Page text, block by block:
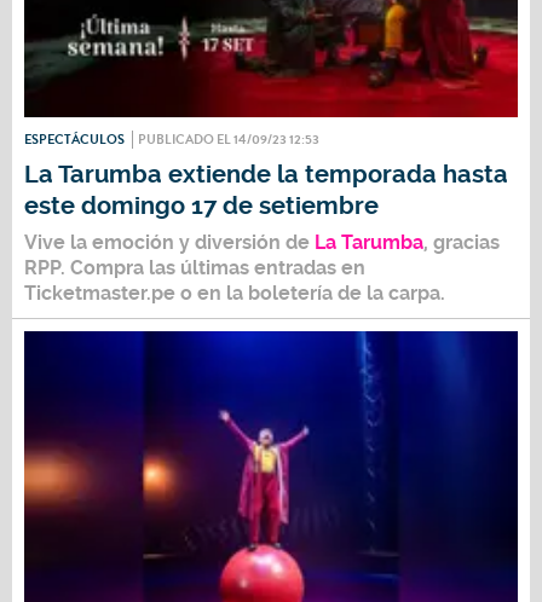
ESPECTÁCULOS PUBLICADO EL 14/09/23 12:53
La Tarumba extiende la temporada hasta
este domingo 17 de setiembre
Vive la emoción y diversión de La Tarumba, gracias
RPP. Compra las últimas entradas en
Ticketmaster.pe o en la boletería de la carpa.